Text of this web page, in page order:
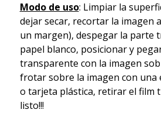
Modo de uso: Limpiar la
dejar secar, recortar la imagen
un margen), despegar la parte
papel blanco, posicionar y
transparente con la imagen
frotar sobre la imagen con una
o tarjeta plástica, retirar el film
listo!!!